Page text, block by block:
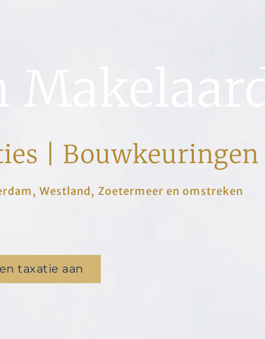
|
Westland, Zoetermeer en omstreken
taxatie aan